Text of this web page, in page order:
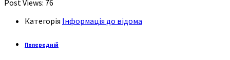
Post Views: 76
Категорія Інформація до відома
Попередній